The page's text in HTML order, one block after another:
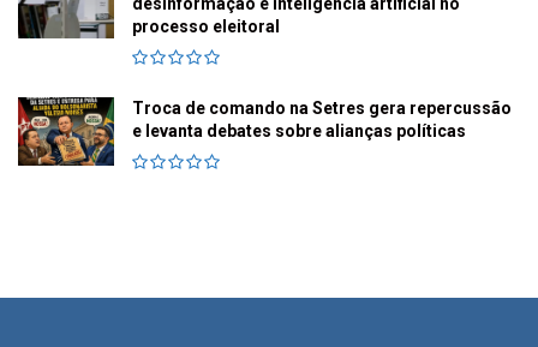
processo eleitoral
Troca de comando na Setres gera repercussão
e levanta debates sobre alianças políticas